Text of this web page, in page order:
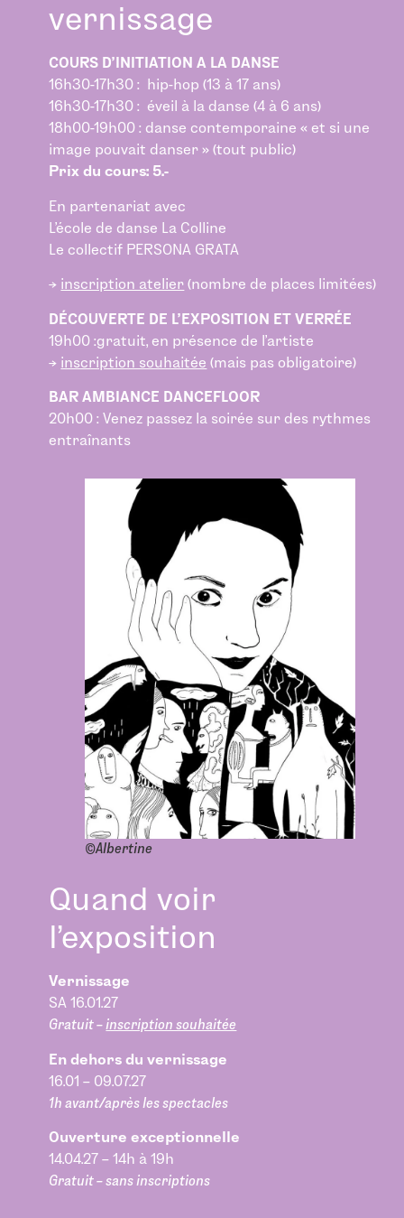
vernissage
COURS D’INITIATION A LA DANSE
16h30-17h30 : hip-hop (13 à 17 ans)
16h30-17h30 : éveil à la danse (4 à 6 ans)
18h00-19h00 : danse contemporaine « et si une
image pouvait danser » (tout public)
Prix du cours: 5.-
En partenariat avec
L’école de danse La Colline
Le collectif PERSONA GRATA
→ inscription atelier (nombre de places limitées)
DÉCOUVERTE DE L’EXPOSITION ET VERRÉE
19h00 :gratuit, en présence de l’artiste
→ inscription souhaitée (mais pas obligatoire)
BAR AMBIANCE DANCEFLOOR
20h00 : Venez passez la soirée sur des rythmes
entraînants
©Albertine
Quand voir
l’exposition
Vernissage
SA 16.01.27
Gratuit – inscription souhaitée
En dehors du vernissage
16.01 – 09.07.27
1h avant/après les spectacles
Ouverture exceptionnelle
14.04.27 – 14h à 19h
Gratuit – sans inscriptions